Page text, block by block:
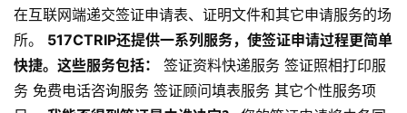
在互联网端递交签证申请表、证明文件和其它申请服务的场
所。 517CTRIP还提供一系列服务，使签证申请过程更简单
快捷。这些服务包括：
签证资料快递服务 签证照相打印服
务 免费电话咨询服务 签证顾问填表服务 其它个性服务项